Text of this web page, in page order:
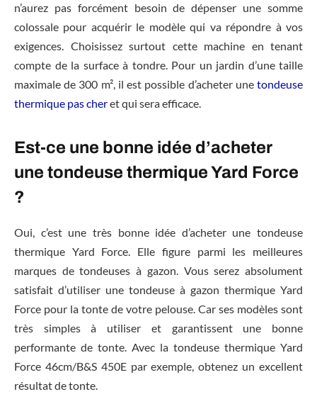
n’aurez pas forcément besoin de dépenser une somme
colossale pour acquérir le modèle qui va répondre à vos
exigences. Choisissez surtout cette machine en tenant
compte de la surface à tondre. Pour un jardin d’une taille
maximale de 300 m², il est possible d’acheter une tondeuse
thermique pas cheret qui sera efficace.
Est-ce une bonne idée d’acheter
une tondeuse thermique Yard Force
?
Oui, c’est une très bonne idée d’acheter une tondeuse
thermique Yard Force. Elle figure parmi les meilleures
marques de tondeuses à gazon. Vous serez absolument
satisfait d’utiliser une tondeuse à gazon thermique Yard
Force pour la tonte de votre pelouse. Car ses modèles sont
très simples à utiliser et garantissent une bonne
performante de tonte. Avec la tondeuse thermique Yard
Force 46cm/B&S 450E par exemple, obtenez un excellent
résultat de tonte.